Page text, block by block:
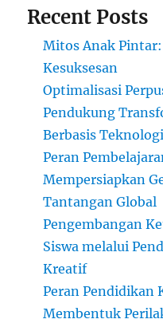
Recent Posts
Mitos Anak
Kesuksesan
Optimalisasi
Pendukung
Berbasis Teknologi
Peran
Mempersiapkan
Tantangan Global
Pengembangan
Siswa melalui
Kreatif
Peran Pendidikan
Membentuk